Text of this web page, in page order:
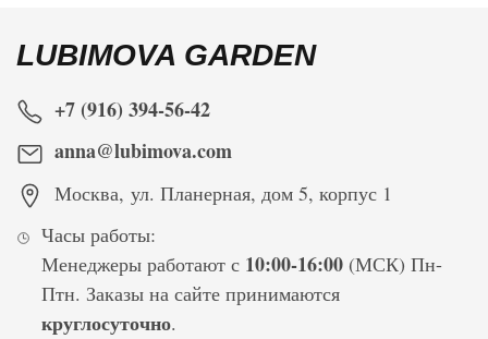
LUBIMOVA GARDEN
+7 (916) 394-56-42
anna@lubimova.com
Москва, ул. Планерная, дом 5, корпус 1
Часы работы:
Менеджеры работают с 10:00-16:00(МСК) Пн-
Птн. Заказы на сайте принимаются
круглосуточно.